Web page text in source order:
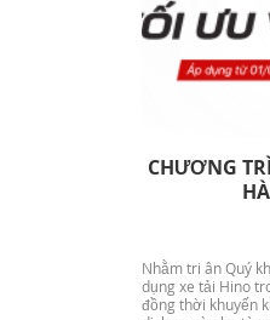
CHƯƠNG
Nhằm tri ân Quý
dụng xe tải Hino
đồng thời khuyến